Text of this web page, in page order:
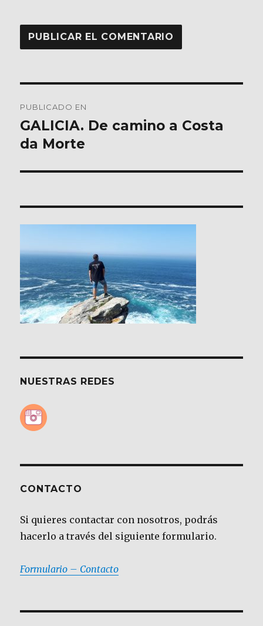
de
entradas
PUBLICADO EN
GALICIA. De camino a Costa
da Morte
NUESTRAS REDES
CONTACTO
Si quieres contactar con nosotros, podrás
hacerlo a través del siguiente formulario.
Formulario – Contacto